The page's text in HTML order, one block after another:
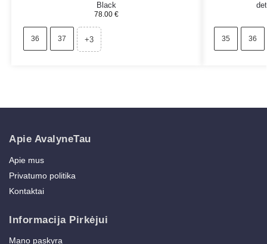
Black
78.00€
36 37 +3 35 36
Apie AvalyneTau
Apie mus
Privatumo politika
Kontaktai
Informacija Pirkėjui
Mano paskyra